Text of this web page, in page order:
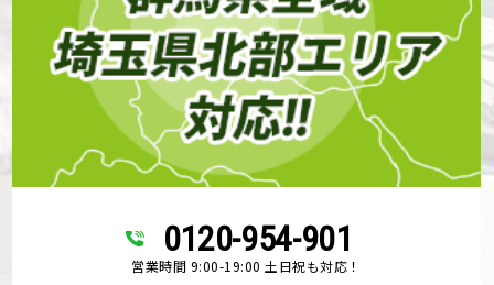
0120-954-901
営業時間 9:00-19:00 土日祝も対応！